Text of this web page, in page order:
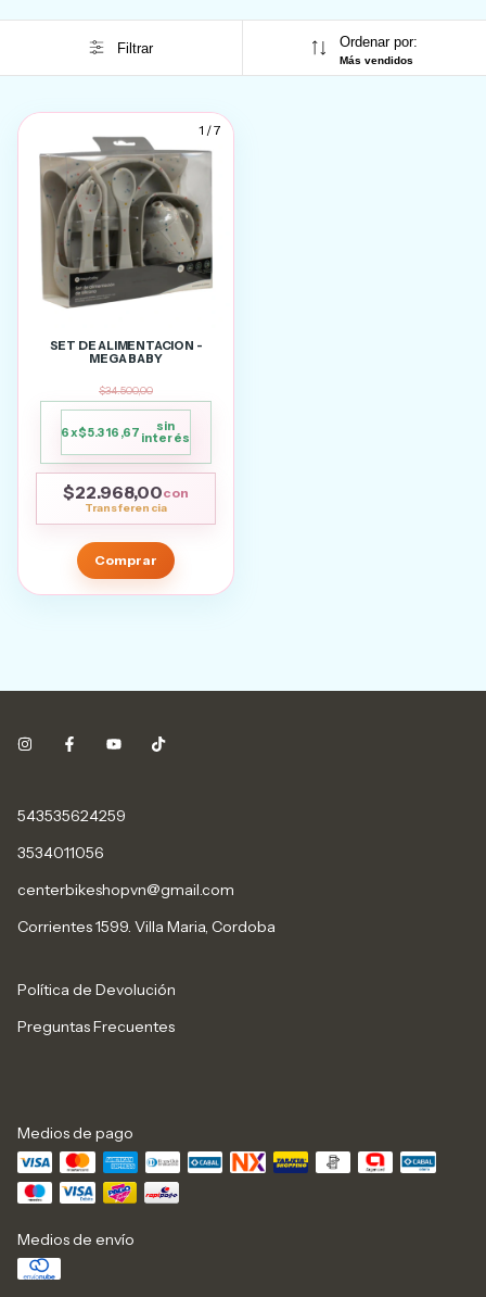
Filtrar Ordenar por:
Más vendidos
1 /7
SET DE ALIMENTACION -
MEGA BABY
$34.500,00
6x$5.316,67 sin
interés
$22.968,00con
Comprar
543535624259
3534011056
centerbikeshopvn@gmail.com
Corrientes 1599. Villa Maria, Cordoba
Política de Devolución
Preguntas Frecuentes
Medios de pago
Medios de envío